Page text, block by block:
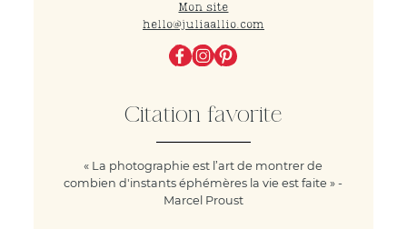
Mon site
hello@juliaallio.com
Citation favorite
« La photographie est l’art de montrer de
combien d'instants éphémères la vie est faite » -
Marcel Proust